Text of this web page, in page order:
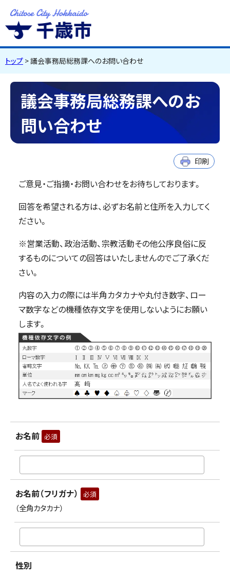
千歳市Chitose City
Hokkaido
トップ > 議会事務局総務課へのお問い合わせ
議会事務局総務課へのお
問い合わせ
印刷
ご意見・ご指摘・お問い合わせをお待ちしております。
回答を希望される方は、必ずお名前と住所を入力してく
ださい。
※営業活動、政治活動、宗教活動その他公序良俗に反
するものについての回答はいたしませんのでご了承くだ
さい。
内容の入力の際には半角カタカナや丸付き数字、ロー
マ数字などの機種依存文字を使用しないようにお願い
します。
お名前 必須
お名前（フリガナ） 必須
（全角カタカナ）
性別